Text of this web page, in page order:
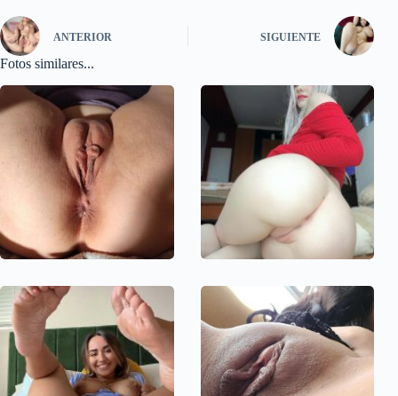
ANTERIOR SIGUIENTE
Fotos similares...